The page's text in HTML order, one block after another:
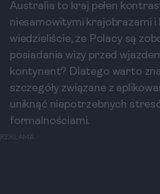
Australia to kraj pełen
niesamowitymi krajobrazami
wiedzieliście, że Polacy są
posiadania wizy przed
kontynent? Dlatego warto
szczegóły związane z
uniknąć niepotrzebnych
formalnościami.
REKLAMA